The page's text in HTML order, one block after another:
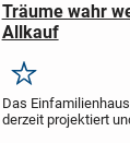
Träume wahr
Allkauf
Merken
Das
derzeit projektiert